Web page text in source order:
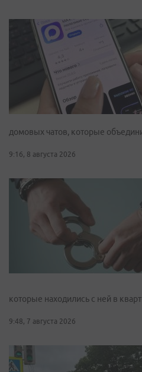
домовых чатов, которые
9:16, 8 августа 2026
которые находились с ней в
9:48, 7 августа 2026